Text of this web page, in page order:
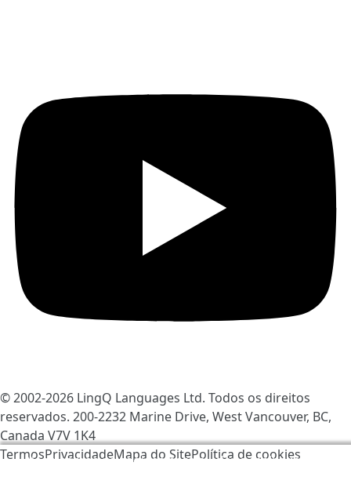
Nós usamos os cookies para ajudar a melhorar o
© 2002-2026 LingQ Languages Ltd. Todos os direitos
reservados. 200-2232 Marine Drive, West Vancouver, BC,
Canada V7V 1K4
TermosPrivacidadeMapa do SitePolítica de cookies